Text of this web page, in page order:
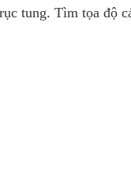
tung. Tìm tọa độ